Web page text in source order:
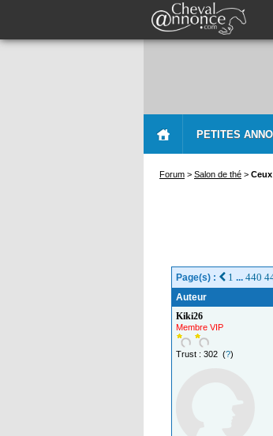
PETITES
Forum > Salon de thé >
Page(s) : 1 ... 440
Auteur
Kiki26
Membre VIP
Trust : 302 (?)